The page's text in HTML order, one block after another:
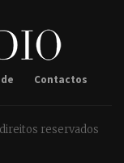
Contactos
reservados